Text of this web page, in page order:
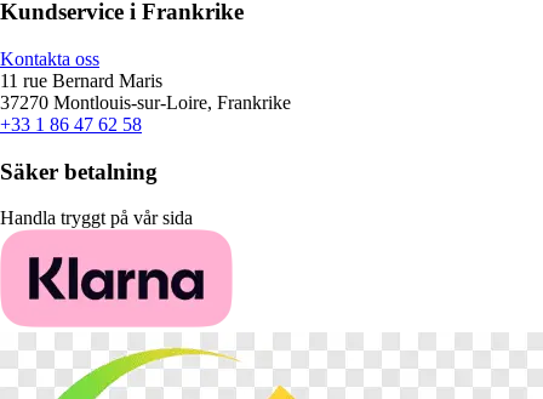
Kundservice i Frankrike
Kontakta oss
11 rue Bernard Maris
37270 Montlouis-sur-Loire, Frankrike
+33 1 86 47 62 58
Säker betalning
Handla tryggt på vår sida